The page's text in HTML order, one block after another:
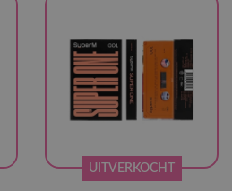
UITVERKOCHT